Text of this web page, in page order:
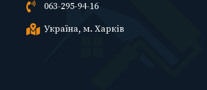
063-295-94-16
Україна, м. Харків